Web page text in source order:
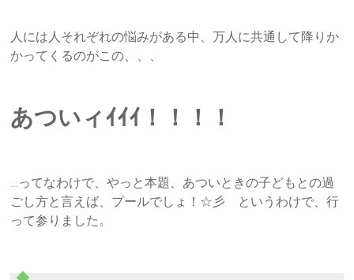
人には人それぞれの悩みがある中、万人に共通して降りか
かってくるのがこの、、、
あついィｲｲｲ！！！！
…ってなわけで、やっと本題、あついときの子どもとの過
ごし方と言えば、プールでしょ！☆彡 というわけで、行
って参りました。